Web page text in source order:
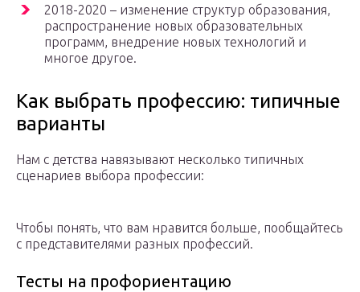
2018-2020 – изменение структур образования,
распространение новых образовательных
программ, внедрение новых технологий и
многое другое.
Как выбрать профессию: типичные
варианты
Нам с детства навязывают несколько типичных
сценариев выбора профессии:
Чтобы понять, что вам нравится больше, пообщайтесь
с представителями разных профессий.
Тесты на профориентацию